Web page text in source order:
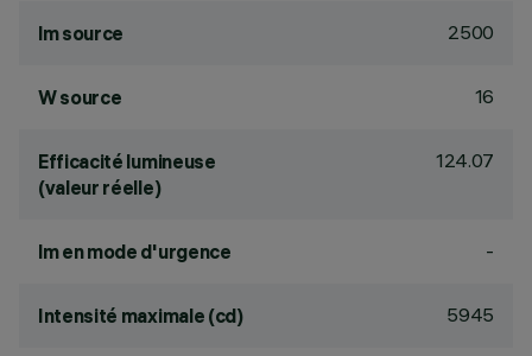
lm source 2500
W source 16
Efficacité lumineuse
(valeur réelle)
124.07
lm en mode d'urgence -
Intensité maximale (cd) 5945